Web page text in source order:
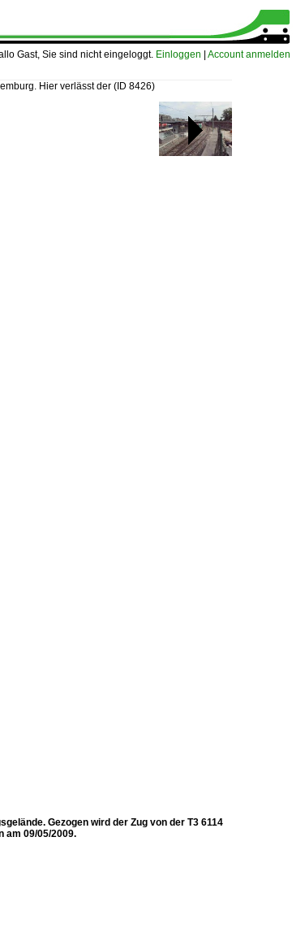
Gast, Sie sind nicht eingeloggt. Einloggen Account anmelden
Hier verlässt der (ID 8426)
Gezogen wird der Zug von der T3 6114
am 09/05/2009.